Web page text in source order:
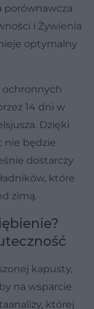
porównawcza
i Żywienia
optymalny
ochronnych
14 dni w
Dzięki
nie będzie
dostarczy
które
zimą.
kapusty,
na wsparcie
której